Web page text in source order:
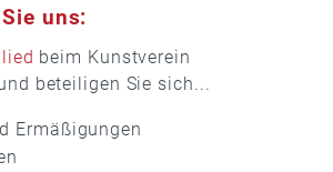
uns:
beim Kunstverein
beteiligen Sie sich...
Ermäßigungen